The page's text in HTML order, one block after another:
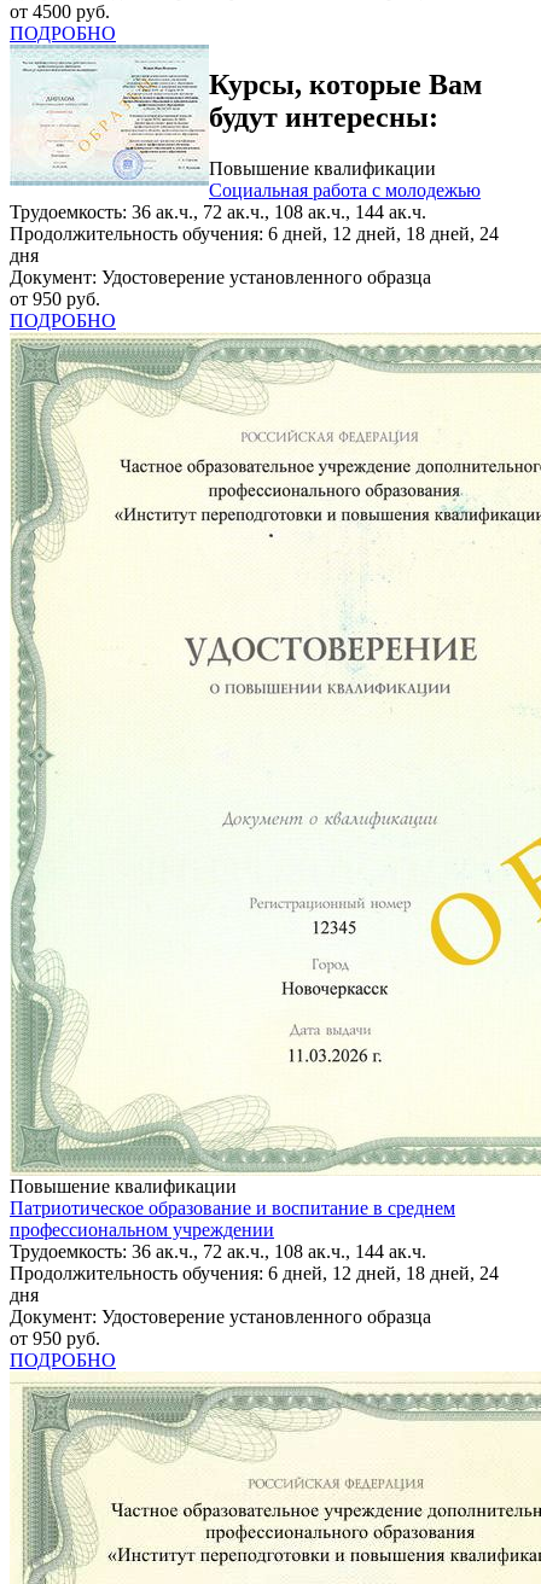
от 4500 руб.
ПОДРОБНО
Курсы, которые Вам
будут интересны:
Повышение квалификации
Социальная работа с молодежью
Трудоемкость: 36 ак.ч., 72 ак.ч., 108 ак.ч., 144 ак.ч.
Продолжительность обучения: 6 дней, 12 дней, 18 дней, 24
дня
Документ: Удостоверение установленного образца
от 950 руб.
ПОДРОБНО
Повышение квалификации
Патриотическое образование и воспитание в среднем
профессиональном учреждении
Трудоемкость: 36 ак.ч., 72 ак.ч., 108 ак.ч., 144 ак.ч.
Продолжительность обучения: 6 дней, 12 дней, 18 дней, 24
дня
Документ: Удостоверение установленного образца
от 950 руб.
ПОДРОБНО